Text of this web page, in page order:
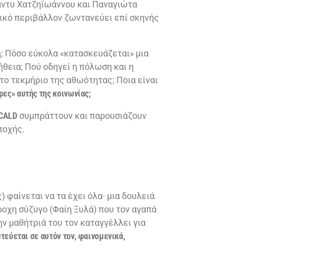
Χατζηϊωάννου και Παναγιώτα
περιβάλλον ζωντανεύει επί σκηνής
Πόσο εύκολα «κατασκευάζεται» μια
Πού οδηγεί η πόλωση και η
τεκμήριο της αθωότητας; Ποια είναι
αυτής της κοινωνίας;
συμπράττουν και παρουσιάζουν
να τα έχει όλα∙ μια δουλειά
σύζυγο (Φαίη Ξυλά) που τον αγαπά
μαθήτριά του τον καταγγέλλει για
σε αυτόν τον, φαινομενικά,